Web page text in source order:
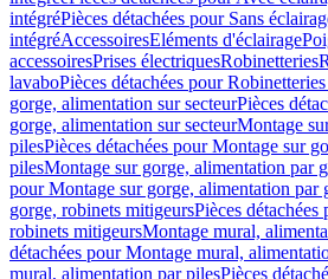
intégréPièces détachées pour Sans
intégréAccessoiresEléments d'éclairage
accessoiresPrises électriquesRobinetteries
lavaboPièces détachées pour
gorge, alimentation sur secteurPièces
gorge, alimentation sur secteurMontage
pilesPièces détachées pour Montage sur
pilesMontage sur gorge, alimentation par
pour Montage sur gorge, alimentation par
gorge, robinets mitigeursPièces
robinets mitigeursMontage mural,
détachées pour Montage mural,
mural, alimentation par pilesPièces